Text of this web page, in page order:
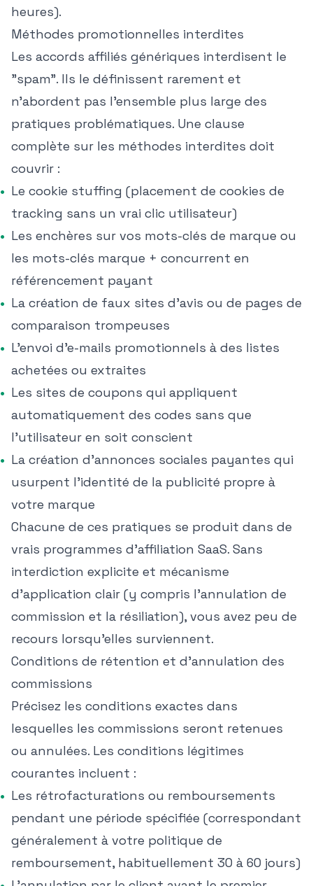
heures).
Méthodes promotionnelles interdites
Les accords affiliés génériques interdisent le
"spam". Ils le définissent rarement et
n'abordent pas l'ensemble plus large des
pratiques problématiques. Une clause
complète sur les méthodes interdites doit
couvrir :
Le cookie stuffing (placement de cookies de
tracking sans un vrai clic utilisateur)
Les enchères sur vos mots-clés de marque ou
les mots-clés marque + concurrent en
référencement payant
La création de faux sites d'avis ou de pages de
comparaison trompeuses
L'envoi d'e-mails promotionnels à des listes
achetées ou extraites
Les sites de coupons qui appliquent
automatiquement des codes sans que
l'utilisateur en soit conscient
La création d'annonces sociales payantes qui
usurpent l'identité de la publicité propre à
votre marque
Chacune de ces pratiques se produit dans de
vrais programmes d'affiliation SaaS. Sans
interdiction explicite et mécanisme
d'application clair (y compris l'annulation de
commission et la résiliation), vous avez peu de
recours lorsqu'elles surviennent.
Conditions de rétention et d'annulation des
commissions
Précisez les conditions exactes dans
lesquelles les commissions seront retenues
ou annulées. Les conditions légitimes
courantes incluent :
Les rétrofacturations ou remboursements
pendant une période spécifiée (correspondant
généralement à votre politique de
remboursement, habituellement 30 à 60 jours)